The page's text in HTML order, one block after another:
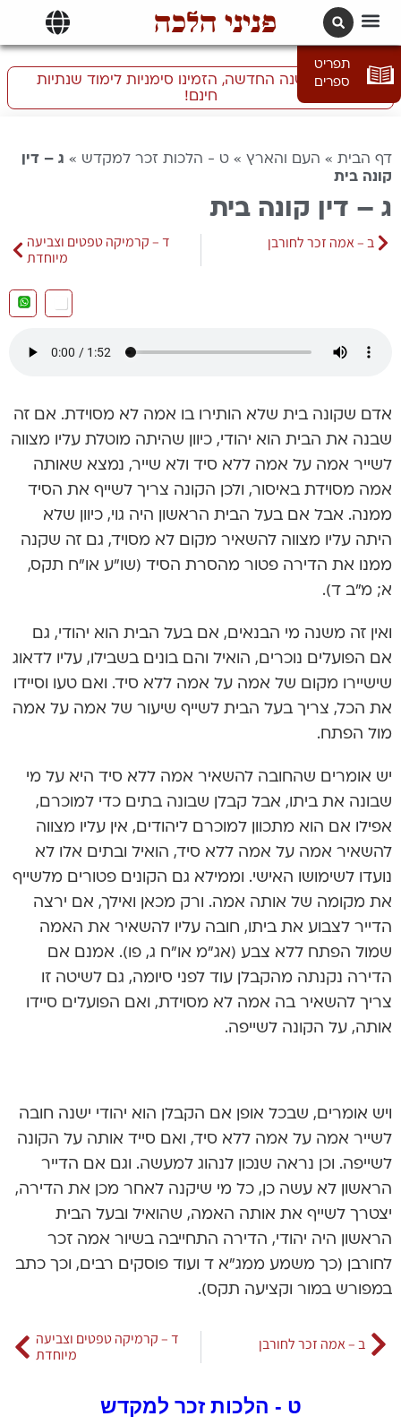
פניני הלכה
תפריט
ספרים
התכוננו לשנה החדשה, הזמינו סימניות לימוד שנתיות
חינם!
דף הבית » העם והארץ » ט - הלכות זכר למקדש » ג – דין
קונה בית
ג – דין קונה בית
ב – אמה זכר לחורבן
ד – קרמיקה טפטים וצביעה
מיוחדת
אדם שקונה בית שלא הותירו בו אמה לא מסוידת. אם זה
שבנה את הבית הוא יהודי, כיוון שהיתה מוטלת עליו מצווה
לשייר אמה על אמה ללא סיד ולא שייר, נמצא שאותה
אמה מסוידת באיסור, ולכן הקונה צריך לשייף את הסיד
ממנה. אבל אם בעל הבית הראשון היה גוי, כיוון שלא
היתה עליו מצווה להשאיר מקום לא מסויד, גם זה שקנה
ממנו את הדירה פטור מהסרת הסיד (שו”ע או”ח תקס,
א; מ”ב ד).
ואין זה משנה מי הבנאים, אם בעל הבית הוא יהודי, גם
אם הפועלים נוכרים, הואיל והם בונים בשבילו, עליו לדאוג
שישיירו מקום של אמה על אמה ללא סיד. ואם טעו וסיידו
את הכל, צריך בעל הבית לשייף שיעור של אמה על אמה
מול הפתח.
יש אומרים שהחובה להשאיר אמה ללא סיד היא על מי
שבונה את ביתו, אבל קבלן שבונה בתים כדי למוכרם,
אפילו אם הוא מתכוון למוכרם ליהודים, אין עליו מצווה
להשאיר אמה על אמה ללא סיד, הואיל ובתים אלו לא
נועדו לשימושו האישי. וממילא גם הקונים פטורים מלשייף
את מקומה של אותה אמה. ורק מכאן ואילך, אם ירצה
הדייר לצבוע את ביתו, חובה עליו להשאיר את האמה
שמול הפתח ללא צבע (אג”מ או”ח ג, פו). אמנם אם
הדירה נקנתה מהקבלן עוד לפני סיומה, גם לשיטה זו
צריך להשאיר בה אמה לא מסוידת, ואם הפועלים סיידו
אותה, על הקונה לשייפה.
ויש אומרים, שבכל אופן אם הקבלן הוא יהודי ישנה חובה
לשייר אמה על אמה ללא סיד, ואם סייד אותה על הקונה
לשייפה. וכן נראה שנכון לנהוג למעשה. וגם אם הדייר
הראשון לא עשה כן, כל מי שיקנה לאחר מכן את הדירה,
יצטרך לשייף את אותה האמה, שהואיל ובעל הבית
הראשון היה יהודי, הדירה התחייבה בשיור אמה זכר
לחורבן (כך משמע ממג”א ד ועוד פוסקים רבים, וכך כתב
במפורש במור וקציעה תקס).
ב – אמה זכר לחורבן
ד – קרמיקה טפטים וצביעה
מיוחדת
ט - הלכות זכר למקדש